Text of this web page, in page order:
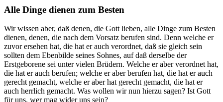
Alle Dinge dienen zum Besten
Wir wissen aber, daß denen, die Gott lieben, alle Dinge zum Besten
dienen, denen, die nach dem Vorsatz berufen sind. Denn welche er
zuvor ersehen hat, die hat er auch verordnet, daß sie gleich sein
sollten dem Ebenbilde seines Sohnes, auf daß derselbe der
Erstgeborene sei unter vielen Brüdern. Welche er aber verordnet hat,
die hat er auch berufen; welche er aber berufen hat, die hat er auch
gerecht gemacht, welche er aber hat gerecht gemacht, die hat er
auch herrlich gemacht. Was wollen wir nun hierzu sagen? Ist Gott
für uns, wer mag wider uns sein?